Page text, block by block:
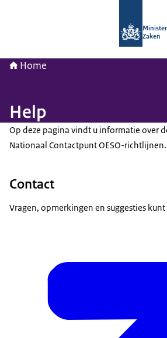
Zaken
Home
Help
Op deze pagina vindt u informatie over
Nationaal Contactpunt OESO-richtlijnen.
Contact
Vragen, opmerkingen en suggesties kunt